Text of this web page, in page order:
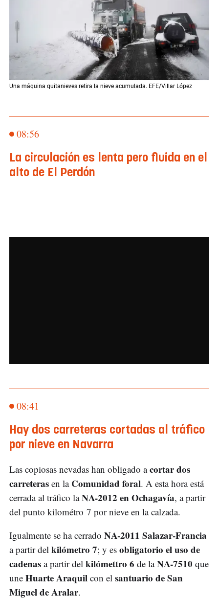
Una máquina quitanieves retira la nieve acumulada. EFE/Villar López
08:56
La circulación es lenta pero fluida en el
alto de El Perdón
08:41
Hay dos carreteras cortadas al tráfico
por nieve en Navarra
Las copiosas nevadas han obligado acortar dos
carreteras en laComunidad foral. A esta hora está
cerrada al tráfico laNA-2012 en Ochagavía, a partir
del punto kilométro 7 por nieve en la calzada.
Igualmente se ha cerrado NA-2011 Salazar-Francia
a partir del kilómetro 7; y es obligatorio el uso de
cadenas a partir del kilómettro 6 de laNA-7510 que
une Huarte Araquil con el santuario de San
Miguel de Aralar.